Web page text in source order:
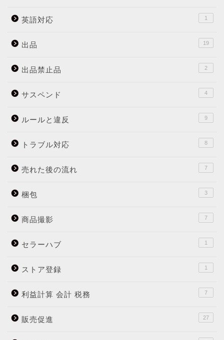
英語対応 1
出品 19
出品禁止品 2
サスペンド 4
ルールと違反 9
トラブル対応 8
売れた後の流れ 7
梱包 3
商品撮影 7
セラーハブ 1
ストア登録 1
利益計算 会計 税務 7
販売促進 27